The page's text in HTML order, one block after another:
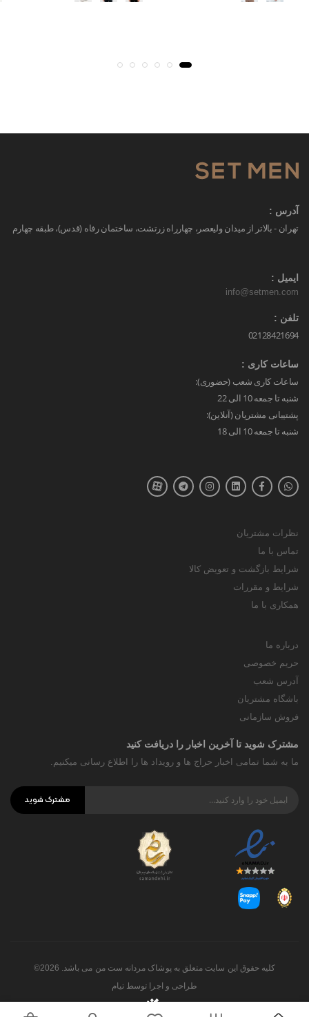
آدرس :
تهران - بالاتر از میدان ولیعصر، چهارراه زرتشت، ساختمان رفاه (قدس)، طبقه چهارم
ایمیل :
info@setmen.com
تلفن :
02128421694
ساعات کاری :
ساعات کاری شعب (حضوری):
شنبه تا جمعه 10 الی 22
پشتیبانی مشتریان (آنلاین):
شنبه تا جمعه 10 الی 18
نظرات مشتریان
تماس با ما
شرایط بازگشت و تعویض کالا
شرایط و مقررات
همکاری با ما
درباره ما
حریم خصوصی
آدرس شعب
باشگاه مشتریان
فروش سازمانی
مشترک شوید تا آخرین اخبار را دریافت کنید
ما به شما تمامی اخبار حراج ها و رویداد ها را اطلاع رسانی میکنیم.
مشترک شوید
کلیه حقوق این سایت متعلق به پوشاک مردانه ست من می باشد. 2026©
طراحی و اجرا توسط تیام